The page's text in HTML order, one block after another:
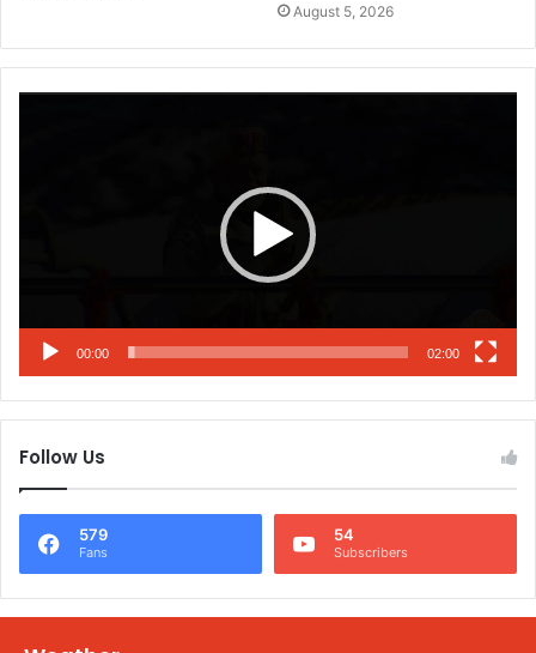
August 5, 2026
00:00 02:00
Follow Us
579
Fans
54
Subscribers